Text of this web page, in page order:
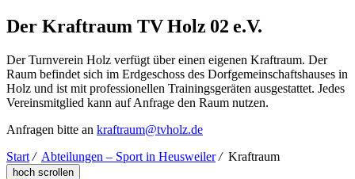
Der Kraftraum TV Holz 02 e.V.
Der Turnverein Holz verfügt über einen eigenen Kraftraum. Der
Raum befindet sich im Erdgeschoss des Dorfgemeinschaftshauses in
Holz und ist mit professionellen Trainingsgeräten ausgestattet. Jedes
Vereinsmitglied kann auf Anfrage den Raum nutzen.
Anfragen bitte an kraftraum@tvholz.de
Start / Abteilungen – Sport in Heusweiler / Kraftraum
hoch scrollen